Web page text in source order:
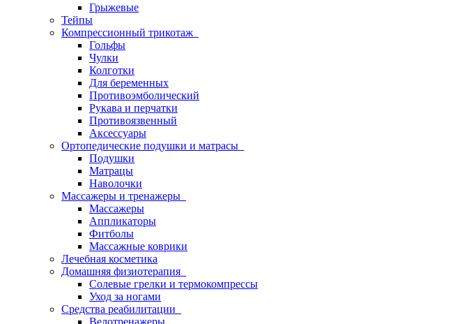
Грыжевые
Тейпы
Компрессионный трикотаж
Гольфы
Чулки
Колготки
Для беременных
Противоэмболический
Рукава и перчатки
Противоязвенный
Аксессуары
Ортопедические подушки и матрасы
Подушки
Матрацы
Наволочки
Массажеры и тренажеры
Массажеры
Аппликаторы
Фитболы
Массажные коврики
Лечебная косметика
Домашняя физиотерапия
Солевые грелки и термокомпрессы
Уход за ногами
Средства реабилитации
Велотренажеры